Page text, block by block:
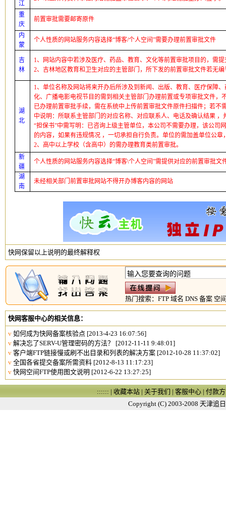
江
重
庆
前置审批需要邮寄原件
内
蒙
个人性质的网站服务内容选择“博客/个人空间”需要办理前置审批文件
吉
林
1、网站内容中若涉及医疗、药品、教育、文化等前置审批项目的，需
2、吉林地区教育和卫生对应的主管部门，所下发的前置审批文件若无编
湖
北
1、单位名称及网站将来开办后所涉及到新闻、出版、教育、医疗保障
化、广播电影电视节目的需到相关主管部门办理前置或专项审批文件，
已办理前置审批手续，需在系统中上传前置审批文件原件扫描件；若不
中说明：所联系主管部门的对应名称、对应联系人、电话及确认结果 ，
“担保书”中需写明：已咨询上级主管单位，本公司不需要办理，该公司
的内容，如果有违规情况 ，一切承担自行负责。单位的需加盖单位公章
2、高中以上学校（含高中）的需办理教育类前置审批。
新
疆
个人性质的网站服务内容选择“博客\个人空间”需提供对应的前置审批文
湖
南
未经相关部门前置审批网站不得开办博客内容的网站
快网保留以上说明的最终解释权
热门搜索： FTP 域名 DNS 备案 空
快网客服中心的相关信息：
v 如何成为快网备案核验点 [2013-4-23 16:07:56]
v 解决忘了SERV-U管理密码的方法？
[2012-11-11 9:48:01]
v 客户端FTP链接慢或刷不出目录和列表的解决方案 [2012-10-28 11:37:02]
v 全国各省提交备案所需资料 [2012-8-13 11:17:23]
v 快网空间FTP使用图文说明 [2012-6-22 13:27:25]
:::::: | 收藏本站 | 关于我们 | 客服中心 | 付款
Copyright (C) 2003-2008 天津追